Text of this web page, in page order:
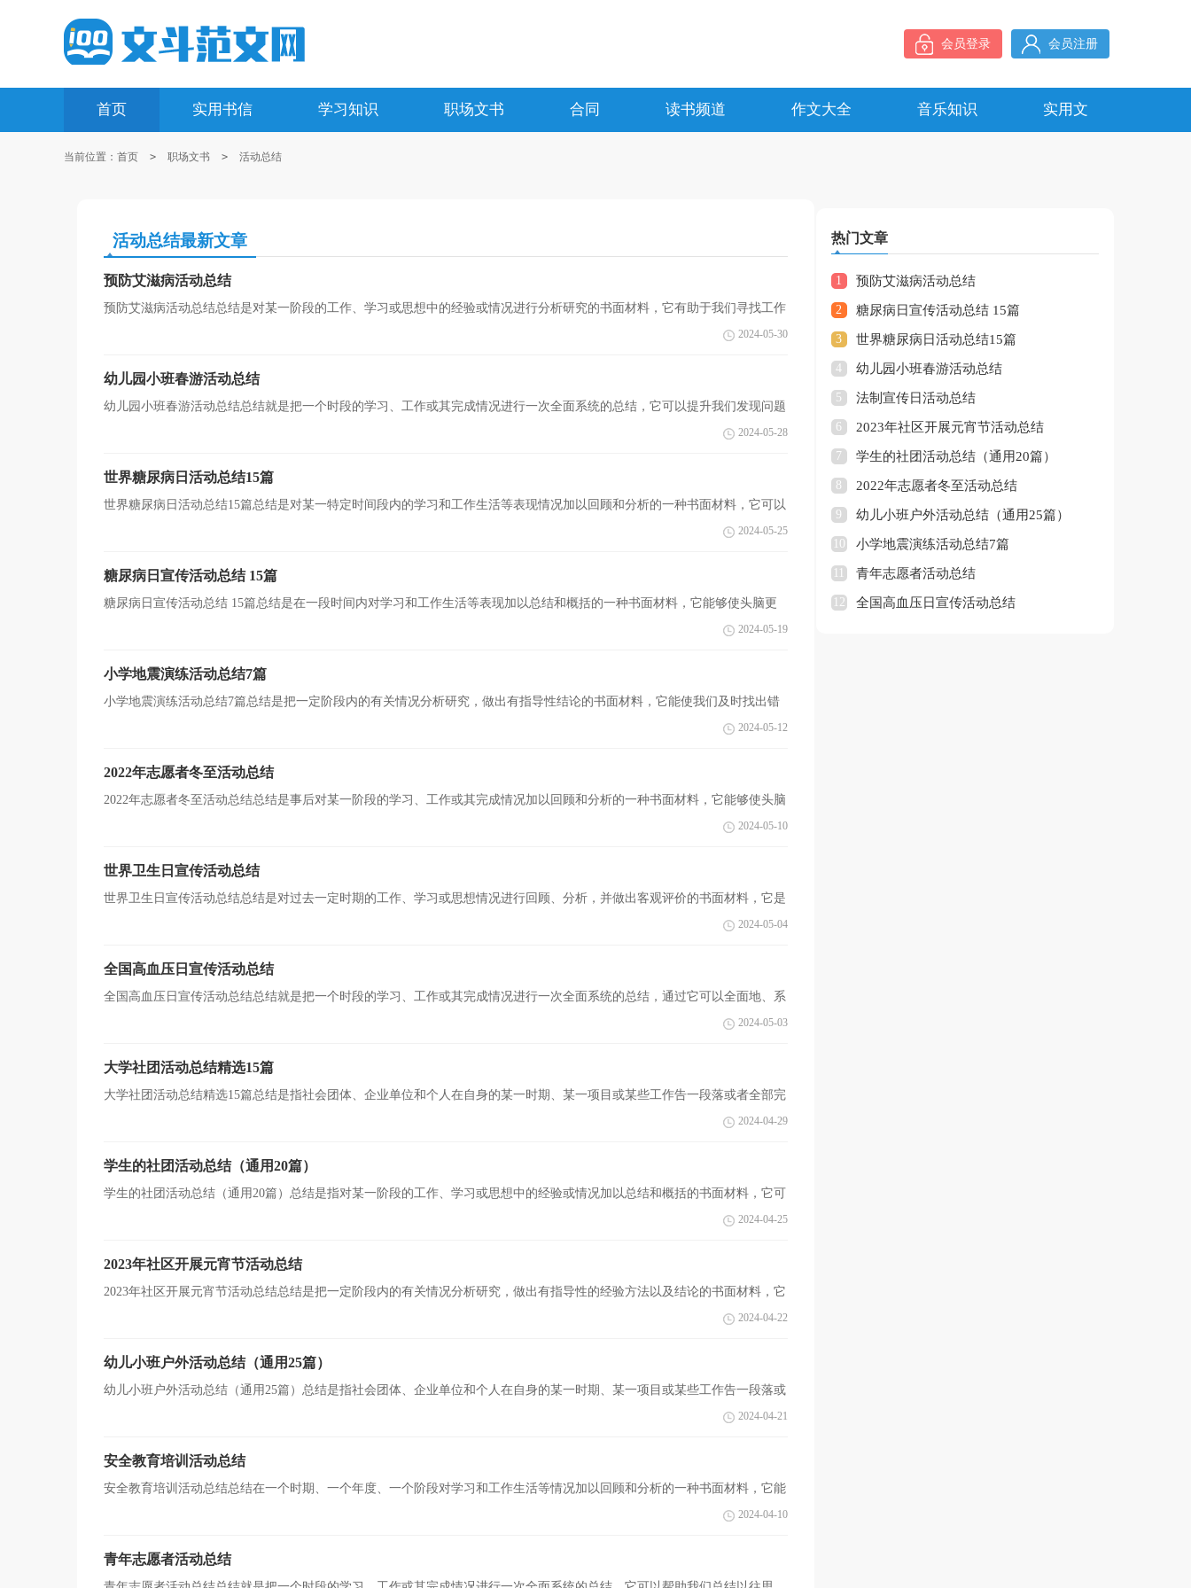
会员登录 会员注册
首页 实用书信 学习知识 职场文书 合同 读书频道 作文大全 音乐知识 实用文
当前位置： 首页 > 职场文书 > 活动总结
活动总结最新文章
预防艾滋病活动总结
预防艾滋病活动总结总结是对某一阶段的工作、学习或思想中的经验或情况进行分析研究的书面材料，它有助于我们寻找工作
2024-05-30
幼儿园小班春游活动总结
幼儿园小班春游活动总结总结就是把一个时段的学习、工作或其完成情况进行一次全面系统的总结，它可以提升我们发现问题
2024-05-28
世界糖尿病日活动总结15篇
世界糖尿病日活动总结15篇总结是对某一特定时间段内的学习和工作生活等表现情况加以回顾和分析的一种书面材料，它可以
2024-05-25
糖尿病日宣传活动总结 15篇
糖尿病日宣传活动总结 15篇总结是在一段时间内对学习和工作生活等表现加以总结和概括的一种书面材料，它能够使头脑更
2024-05-19
小学地震演练活动总结7篇
小学地震演练活动总结7篇总结是把一定阶段内的有关情况分析研究，做出有指导性结论的书面材料，它能使我们及时找出错
2024-05-12
2022年志愿者冬至活动总结
2022年志愿者冬至活动总结总结是事后对某一阶段的学习、工作或其完成情况加以回顾和分析的一种书面材料，它能够使头脑
2024-05-10
世界卫生日宣传活动总结
世界卫生日宣传活动总结总结是对过去一定时期的工作、学习或思想情况进行回顾、分析，并做出客观评价的书面材料，它是
2024-05-04
全国高血压日宣传活动总结
全国高血压日宣传活动总结总结就是把一个时段的学习、工作或其完成情况进行一次全面系统的总结，通过它可以全面地、系
2024-05-03
大学社团活动总结精选15篇
大学社团活动总结精选15篇总结是指社会团体、企业单位和个人在自身的某一时期、某一项目或某些工作告一段落或者全部完
2024-04-29
学生的社团活动总结（通用20篇）
学生的社团活动总结（通用20篇）总结是指对某一阶段的工作、学习或思想中的经验或情况加以总结和概括的书面材料，它可
2024-04-25
2023年社区开展元宵节活动总结
2023年社区开展元宵节活动总结总结是把一定阶段内的有关情况分析研究，做出有指导性的经验方法以及结论的书面材料，它
2024-04-22
幼儿小班户外活动总结（通用25篇）
幼儿小班户外活动总结（通用25篇）总结是指社会团体、企业单位和个人在自身的某一时期、某一项目或某些工作告一段落或
2024-04-21
安全教育培训活动总结
安全教育培训活动总结总结在一个时期、一个年度、一个阶段对学习和工作生活等情况加以回顾和分析的一种书面材料，它能
2024-04-10
青年志愿者活动总结
热门文章
1 预防艾滋病活动总结
2 糖尿病日宣传活动总结 15篇
3 世界糖尿病日活动总结15篇
4 幼儿园小班春游活动总结
5 法制宣传日活动总结
6 2023年社区开展元宵节活动总结
7 学生的社团活动总结（通用20篇）
8 2022年志愿者冬至活动总结
9 幼儿小班户外活动总结（通用25篇）
10 小学地震演练活动总结7篇
青年志愿者活动总结
12 全国高血压日宣传活动总结